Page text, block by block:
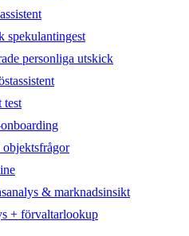
spekulantingest
personliga utskick
test
& marknadsinsikt
+ förvaltarlookup